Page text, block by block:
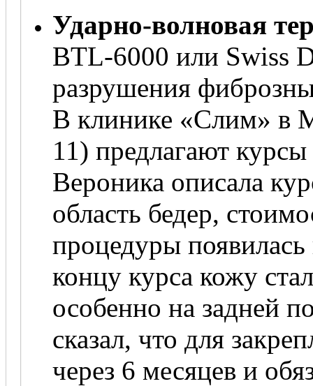
Ударно-волновая
BTL-6000 или Swiss
разрушения
В клинике «Слим» в
11) предлагают
Вероника описала
область бедер,
процедуры
концу курса кожу
особенно на задней
сказал, что для
через 6 месяцев и